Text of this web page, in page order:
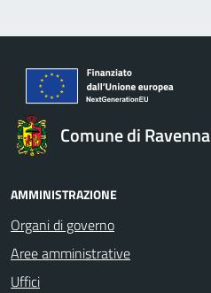
Comune di Ravenna
AMMINISTRAZIONE
Organi di governo
Aree amministrative
Uffici